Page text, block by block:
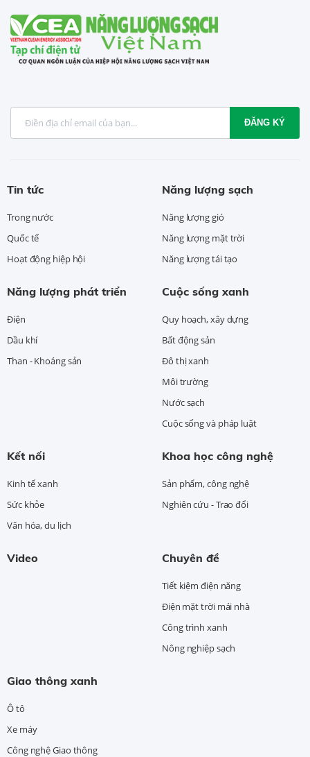
ĐĂNG KÝ
Tin tức
Trong nước
Quốc tế
Hoạt động hiệp hội
Năng lượng sạch
Năng lượng gió
Năng lượng mặt trời
Năng lượng tái tạo
Năng lượng phát triển
Điện
Dầu khí
Than - Khoáng sản
Cuộc sống xanh
Quy hoạch, xây dựng
Bất động sản
Đô thị xanh
Môi trường
Nước sạch
Cuộc sống và pháp luật
Kết nối
Kinh tế xanh
Sức khỏe
Văn hóa, du lịch
Khoa học công nghệ
Sản phẩm, công nghệ
Nghiên cứu - Trao đổi
Video Chuyên đề
Tiết kiệm điện năng
Điện mặt trời mái nhà
Công trình xanh
Nông nghiệp sạch
Giao thông xanh
Ô tô
Xe máy
Công nghệ Giao thông